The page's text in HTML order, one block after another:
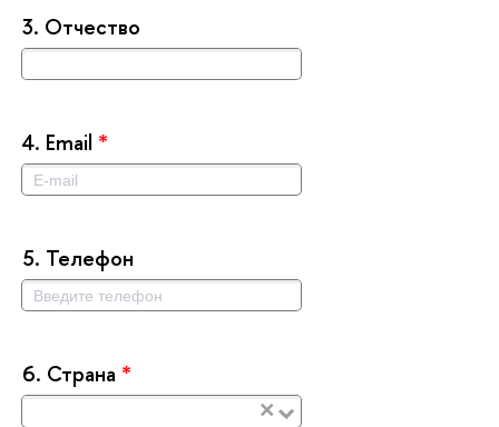
3. Отчество
4. Email *
5. Телефон
6. Страна *
×